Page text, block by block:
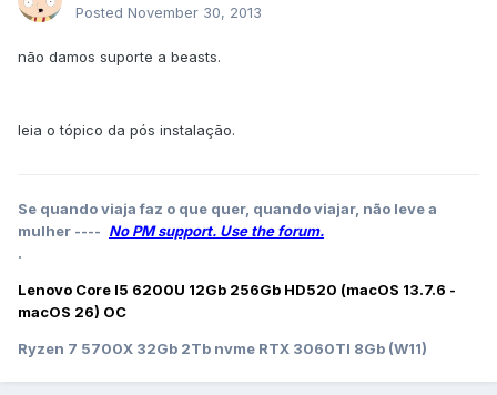
Posted November 30, 2013
não damos suporte a beasts.
leia o tópico da pós instalação.
Se quando viaja faz o que quer, quando viajar, não leve a
mulher ---- No PM support. Use the forum.
.
Lenovo Core I5 6200U 12Gb 256Gb HD520 (macOS 13.7.6 -
macOS 26) OC
Ryzen 7 5700X 32Gb 2Tb nvme RTX 3060TI 8Gb (W11)